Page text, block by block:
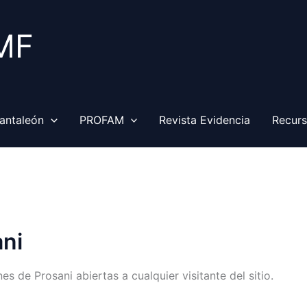
PROFAM Revista Evidencia
de Prosani abiertas a cualquier visitante del sitio.